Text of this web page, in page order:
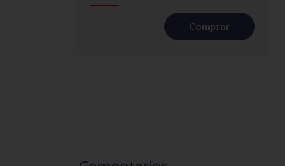
Comprar